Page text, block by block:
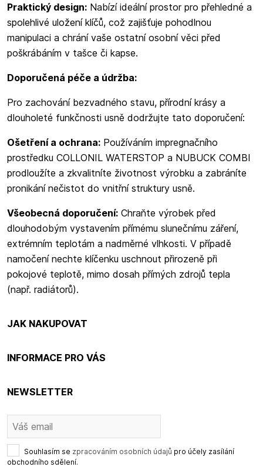
Praktický design: Nabízí ideální prostor pro přehledné a
spolehlivé uložení klíčů, což zajišťuje pohodlnou
manipulaci a chrání vaše ostatní osobní věci před
poškrábáním v tašce či kapse.
Doporučená péče a údržba:
Pro zachování bezvadného stavu, přírodní krásy a
dlouholeté funkčnosti usně dodržujte tato doporučení:
Ošetření a ochrana: Používáním impregnačního
prostředku COLLONIL WATERSTOP a NUBUCK COMBI
prodloužíte a zkvalitníte životnost výrobku a zabráníte
pronikání nečistot do vnitřní struktury usně.
Všeobecná doporučení: Chraňte výrobek před
dlouhodobým vystavením přímému slunečnímu záření,
extrémním teplotám a nadměrné vlhkosti. V případě
namočení nechte klíčenku uschnout přirozeně při
pokojové teplotě, mimo dosah přímých zdrojů tepla
(např. radiátorů).
JAK NAKUPOVAT
INFORMACE PRO VÁS
NEWSLETTER
Souhlasím se zpracováním osobních údajů pro účely zasílání
obchodního sdělení.